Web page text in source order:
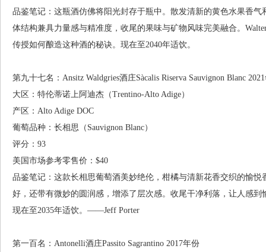
品鉴笔记：这瓶酒仿佛将阳光封存于瓶中。散发清新的黄色水果香
体结构兼具力量感与精准度，收尾的果味与矿物风味完美融合。
传授如何酿造这种酒的秘诀。现在至2040年适饮。
第九十七名：Ansitz Waldgries酒庄Sàcalis Riserva Sauvignon Blanc
大区：特伦蒂诺上阿迪杰（Trentino-Alto Adige）
产区：Alto Adige DOC
葡萄品种：长相思（Sauvignon Blanc）
评分：93
美国市场参考零售价：$40
品鉴笔记：这款长相思葡萄酒美妙绝伦，柑橘与清新花香交织的愉
好，还带有微妙的圆润感，增添了层次感。收尾干净利落，让人感
现在至2035年适饮。——Jeff Porter
第一百名：Antonelli酒庄Passito Sagrantino 2017年份